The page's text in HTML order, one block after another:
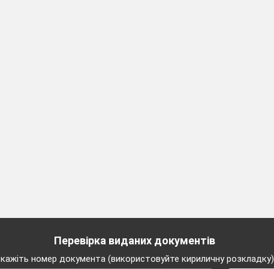
Перевірка виданих документів
номер документа (використовуйте кириличну розкладку)